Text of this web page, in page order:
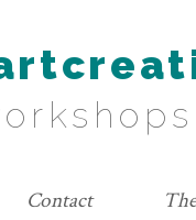
Contact